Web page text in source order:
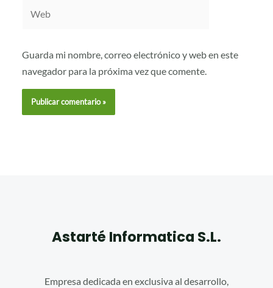
Guarda mi nombre, correo electrónico y web en este
navegador para la próxima vez que comente.
Astarté Informatica S.L.
Empresa dedicada en exclusiva al desarrollo,